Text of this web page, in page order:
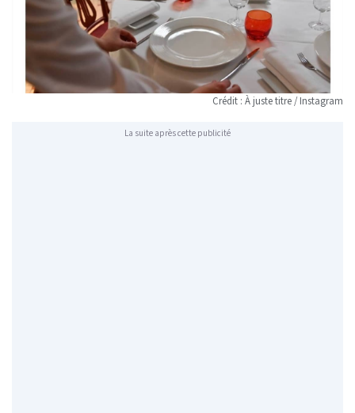
Crédit : À juste titre / Instagram
La suite après cette publicité